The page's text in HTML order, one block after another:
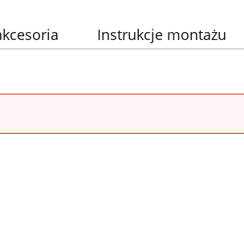
Instrukcje montażu